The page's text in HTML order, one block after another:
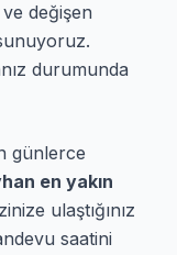
değişen
durumunda
günlerce
en yakın
ulaştığınız
saatini